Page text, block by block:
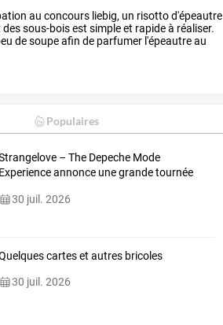
au concours liebig, un risottod'épeautre
dessous-boisest simpleet rapideà réaliser.
desoupeafin de parfumer l'épeautreau
Populaires
– The Depeche Mode
Experienceannonce unegrandetournée
30 juil. 2026
cartes et autres bricoles
30 juil. 2026